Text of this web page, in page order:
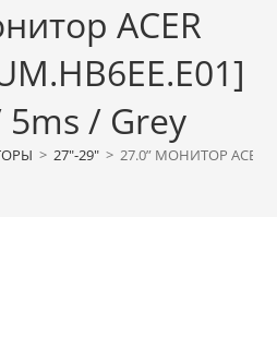
ACER
/ Grey
> 27"-29" > 27.0” МОНИТОР ACER